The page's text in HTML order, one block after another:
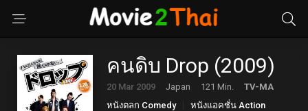
คนดิบ Drop (2009)
20 Mar 2009 Japan 121 Min.
TV-MA
หนังตลก Comedy
หนังแอคชั่น Action